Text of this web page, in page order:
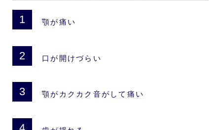
顎が痛い
口が開けづらい
顎がカクカク音がして痛い